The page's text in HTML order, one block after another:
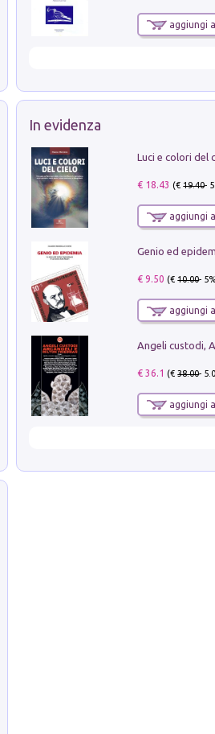
aggiungi
In evidenza
€ 18.43 (€19.40-
aggiungi
€ 9.50 (€10.00-
aggiungi
Angeli custodi,
€ 36.1 (€38.00-
aggiungi